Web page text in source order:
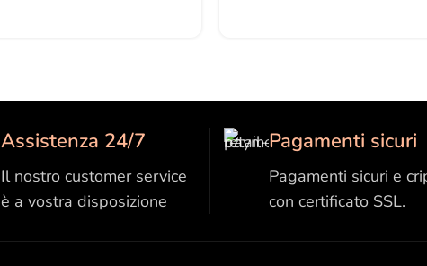
Assistenza 24/7
Il nostro customer service
è a vostra disposizione
Pagamenti sicuri
Pagamenti sicuri e
con certificato SSL.